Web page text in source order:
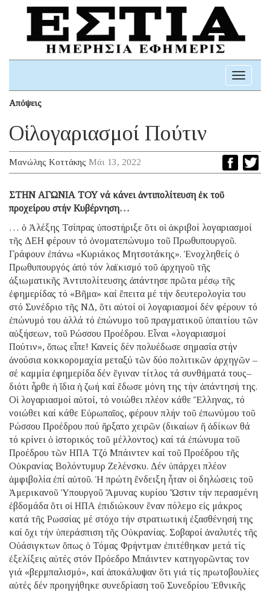
Toggle
Απόψεις
Οἱ λογαριασμοί Πούτιν
Μανώλης Κοττάκης Μάι 13, 2022
ΣΤΗΝ ΑΓΩΝΙΑ ΤΟΥ νά κάνει ἀντιπολίτευση ἐκ τοῦ
προχείρου στήν Κυβέρνηση…
… ὁ Ἀλέξης Τσίπρας ὑποστήριξε ὅτι οἱ ἀκριβοί λογαριασμοί
τῆς ΔΕΗ φέρουν τό ὀνοματεπώνυμο τοῦ Πρωθυπουργοῦ.
Γράφουν ἐπάνω «Κυριάκος Μητσοτάκης». Ἐνοχληθείς ὁ
Πρωθυπουργός ἀπό τόν λαϊκισμό τοῦ ἀρχηγοῦ τῆς
ἀξιωματικῆς Ἀντιπολίτευσης ἀπάντησε πρῶτα μέσῳ τῆς
ἐφημερίδας τό «Βῆμα» καί ἔπειτα μέ τήν δευτερολογία του
στό Συνέδριο τῆς ΝΔ, ὅτι αὐτοί οἱ λογαριασμοί δέν φέρουν τό
ἐπώνυμό του ἀλλά τό ἐπώνυμο τοῦ πραγματικοῦ ὑπαιτίου τῶν
αὐξήσεων, τοῦ Ρώσσου Προέδρου. Εἶναι «λογαριασμοί
Πούτιν», ὅπως εἶπε! Κανείς δέν πολυέδωσε σημασία στήν
ἀνούσια κοκκορομαχία μεταξύ τῶν δύο πολιτικῶν ἀρχηγῶν –
σέ καμμία ἐφημερίδα δέν ἔγιναν τίτλος τά συνθήματά τους–
διότι ἦρθε ἡ ἴδια ἡ ζωή καί ἔδωσε μόνη της τήν ἀπάντησή της.
Οἱ λογαριασμοί αὐτοί, τό νοιώθει πλέον κάθε Ἕλληνας, τό
νοιώθει καί κάθε Εὐρωπαῖος, φέρουν πλήν τοῦ ἐπωνύμου τοῦ
Ρώσσου Προέδρου πού ἤρξατο χειρῶν (δικαίων ἤ ἀδίκων θά
τό κρίνει ὁ ἱστορικός τοῦ μέλλοντος) καί τά ἐπώνυμα τοῦ
Προέδρου τῶν ΗΠΑ Τζό Μπάιντεν καί τοῦ Προέδρου τῆς
Οὐκρανίας Βολόντυμυρ Ζελένσκυ. Δέν ὑπάρχει πλέον
ἀμφιβολία ἐπί αὐτοῦ. Ἡ πρώτη ἔνδειξη ἦταν οἱ δηλώσεις τοῦ
Ἀμερικανοῦ Ὑπουργοῦ Ἄμυνας κυρίου Ὤστιν τήν περασμένη
ἑβδομάδα ὅτι οἱ ΗΠΑ ἐπιδιώκουν ἕναν πόλεμο εἰς μάκρος
κατά τῆς Ρωσσίας μέ στόχο τήν στρατιωτική ἐξασθένησή της
καί ὄχι τήν ὑπεράσπιση τῆς Οὐκρανίας. Σοβαροί ἀναλυτές τῆς
Οὐάσιγκτων ὅπως ὁ Τόμας Φρήντμαν ἐπιτέθηκαν μετά τίς
ἐξελίξεις αὐτές στόν Πρόεδρο Μπάιντεν κατηγορῶντας τον
γιά «βερμπαλισμό», καί ἀποκάλυψαν ὅτι γιά τίς πρωτοβουλίες
αὐτές δέν προηγήθηκε συνεδρίαση τοῦ Συνεδρίου Ἐθνικῆς